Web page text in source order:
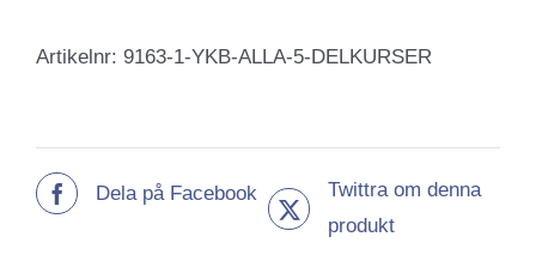
delkurser
Artikelnr: 9163-1-YKB-ALLA-5-DELKURSER
Dela på Facebook
Twittra om denna
produkt